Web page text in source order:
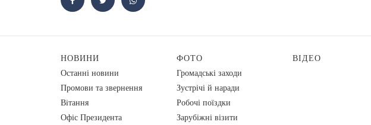
НОВИНИ
Останні новини
Промови та звернення
Вiтання
Офіс Президента
ФОТО
Громадські заходи
Зустрічі й наради
Робочі поїздки
Зарубіжні візити
ВІДЕО